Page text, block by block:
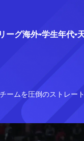
ーグ海外 学生年代
ームを圧倒のストレー